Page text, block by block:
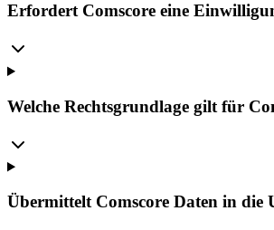
Erfordert Comscore eine
Welche Rechtsgrundlage gilt für
Übermittelt Comscore Daten in die